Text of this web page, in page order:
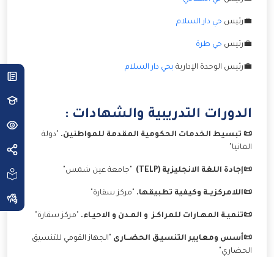
💼رئيس حي دار السلام
💼رئيس حي طرة
💼رئيس الوحدة الإدارية بحي دار السلام
الدورات التدريبية والشهادات :
📜 تبسيط الخدمات الحكومية المقدمة للمواطنين.
"دولة
المانيا"
📜إجادة اللغة الانجليزية (TELP) "جامعة عين شمس"
📜اللامركزيــة وكيفية تطبيقها. "مركز سقارة"
📜تنميـة المهـارات للمراكـز و المـدن و الاحيـاء. "مركز سقارة"
📜أسس ومعايير التنسيـق الحضــارى
"الجهاز القومي للتنسيق
الحضاري"